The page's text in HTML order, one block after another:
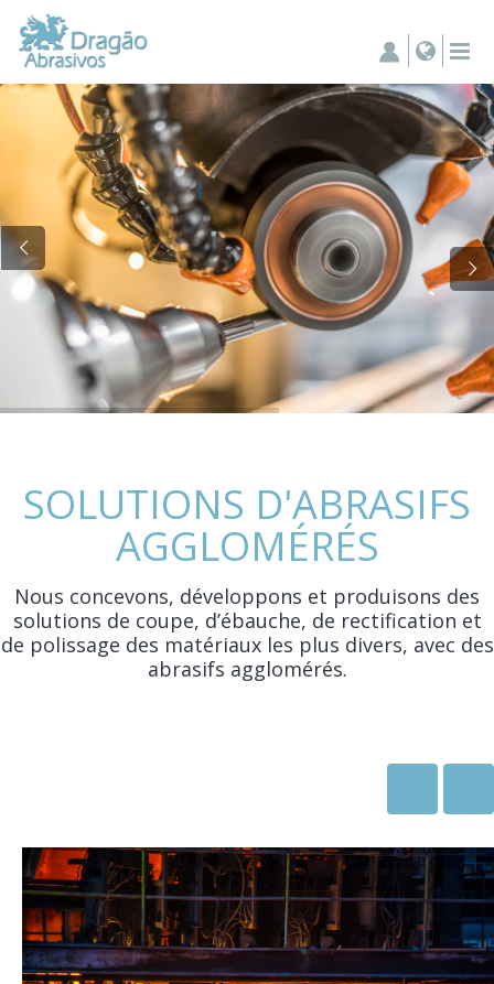
SOLUTIONS D'ABRASIFS
AGGLOMÉRÉS
Nous concevons, développons et produisons des
solutions de coupe, d’ébauche, de rectification et
de polissage des matériaux les plus divers, avec des
abrasifs agglomérés.